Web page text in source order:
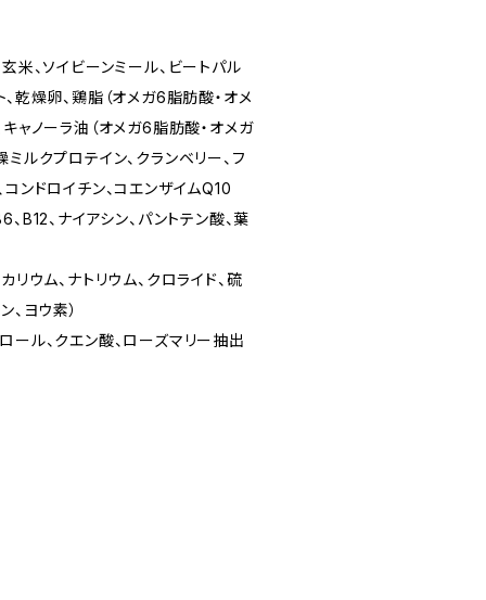
米、ソイビーンミール、ビートパル
、乾燥卵、鶏脂（オメガ6脂肪酸・オメ
ャノーラ油（オメガ6脂肪酸・オメガ
ルクプロテイン、クランベリー、フ
コンドロイチン、コエンザイムQ10
、B12、ナイアシン、パントテン酸、葉
リウム、ナトリウム、クロライド、硫
、ヨウ素）
ール、クエン酸、ローズマリー抽出